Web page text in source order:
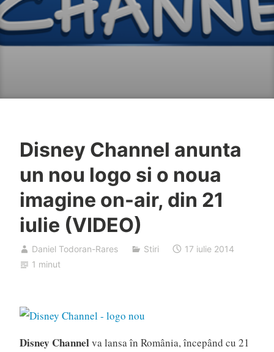
Disney Channel anunta
un nou logo si o noua
imagine on-air, din 21
iulie (VIDEO)
Daniel Todoran-Rares Stiri
17 iulie 2014
1 minut
Disney Channelva lansa în România, începând cu 21